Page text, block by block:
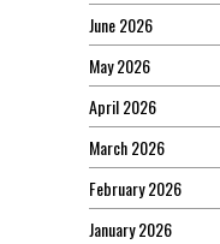
June 2026
May 2026
April 2026
March 2026
February 2026
January 2026